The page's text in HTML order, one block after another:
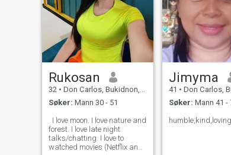
Rukosan
32 • Don Carlos, Bukidnon, Filippinene
Søker: Mann 30 - 51
I love moon. I love nature and
forest. I love late night
talks/chatting. I love to
watched movies (Netflix and
Jimyma
41 • Don Carlos,
Søker: Mann 41 -